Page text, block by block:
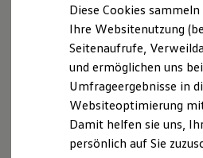
Behörden
Direktkunden
Sonderfahrzeuge
Anpfiff zum Gewinn
Elektromobilität
Elektroautos
ID. Tutorials
Elektrofahrzeugkonzepte
ID. EVERY1
Reichweite
Diese Cookies
Ihre Websitenutzung
Seitenaufrufe,
und ermöglichen uns
Umfrageergebnisse in
Websiteoptimierung
Damit helfen sie uns,
persönlich auf Sie